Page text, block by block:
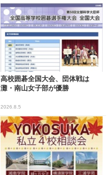
高校囲碁全国大会、団体戦は
灘・南山女子部が優勝
2026.8.5